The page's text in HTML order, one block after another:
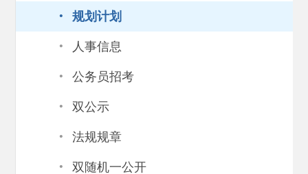
· 规划计划
· 人事信息
· 公务员招考
· 双公示
· 法规规章
· 双随机一公开